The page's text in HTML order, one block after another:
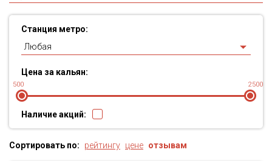
Станция метро:
Любая
Цена за кальян:
500 2500
Наличие акций:
Сортировать по: рейтингу цене отзывам